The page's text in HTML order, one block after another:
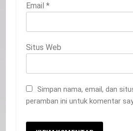
Email *
Situs Web
Simpan nama, email, dan
peramban ini untuk komentar